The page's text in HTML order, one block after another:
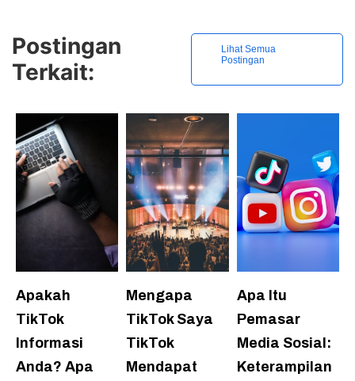
Postingan
Terkait:
Lihat Semua
Postingan
Apakah
TikTok
Informasi
Anda? Apa
Mengapa
TikTok Saya
TikTok
Mendapat
Apa Itu
Pemasar
Media Sosial:
Keterampilan